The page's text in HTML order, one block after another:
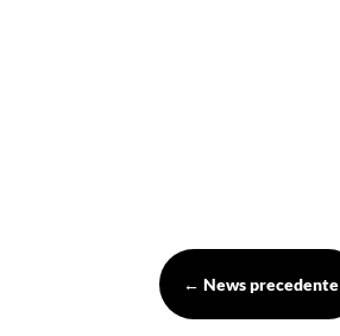
←News precedente